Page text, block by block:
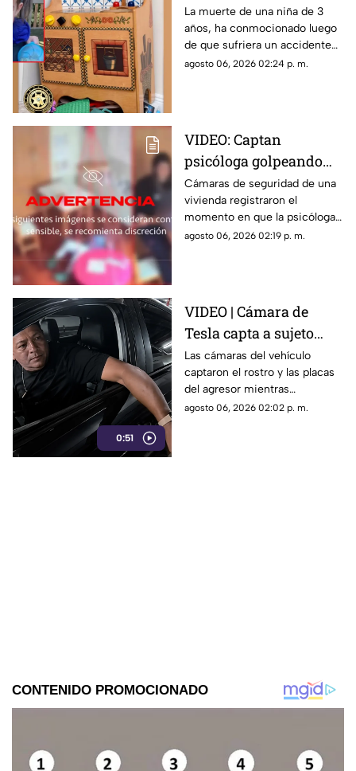
en cocina de juguete
La muerte de una niña de 3
años, ha conmocionado luego
de que sufriera un accidente
doméstico con una cocina de
agosto 06, 2026 02:24 p. m.
VIDEO: Captan
psicóloga golpeando
brutalmente a niño
INDEFENSO con
autismo y epilepsia
Cámaras de seguridad de una
vivienda registraron el
momento en que la psicóloga
agredió físicamente a un niño
agosto 06, 2026 02:19 p. m.
0:51
VIDEO | Cámara de
Tesla capta a sujeto
rayando el auto en
estacionamiento
Las cámaras del vehículo
captaron el rostro y las placas
del agresor mientras
vandalizaba la pintura. Esto
agosto 06, 2026 02:02 p. m.